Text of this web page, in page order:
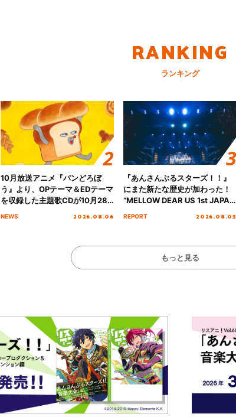
RANKING
ランキング
10月放送アニメ『パンどろぼ
う』より、OPテーマ＆EDテーマ
を収録した主題歌CDが10月28
日にリリース決定！
NEWS 2026.08.06
『あんさんぶるスターズ！！』
にまた新たな歴史が加わった！
“MELLOW DEAR US 1st JAPAN
Tour Final「NICE to meet YOU
REPORT 2026.08.03
もっと見る